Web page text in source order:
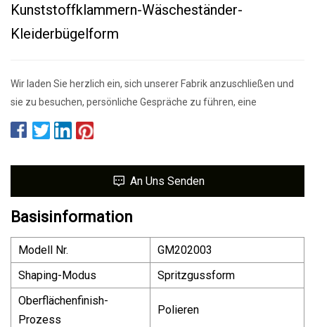
Kunststoffklammern-Wäscheständer-
Kleiderbügelform
Wir laden Sie herzlich ein, sich unserer Fabrik anzuschließen und
sie zu besuchen, persönliche Gespräche zu führen, eine
An Uns Senden
Basisinformation
Modell Nr.
GM202003
Shaping-Modus
Spritzgussform
Oberflächenfinish-
Prozess
Polieren